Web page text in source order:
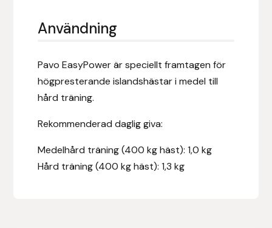
Användning
Pavo EasyPower är speciellt framtagen för
högpresterande islandshästar i medel till
hård träning.
Rekommenderad daglig giva:
Medelhård träning (400 kg häst): 1,0 kg
Hård träning (400 kg häst): 1,3 kg
Pharmakas
Prestige
Professional’s Choice
Protector